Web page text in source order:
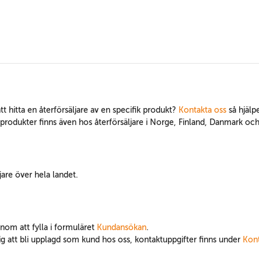
hitta en återförsäljare av en specifik produkt? Kontakta oss så
finns även hos återförsäljare i Norge, Finland, Danmark
över hela landet.
att fylla i formuläret Kundansökan.
att bli upplagd som kund hos oss, kontaktuppgifter finns under